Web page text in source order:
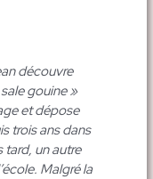
découvre
gouine »
et dépose
trois ans dans
tard, un autre
Malgré la